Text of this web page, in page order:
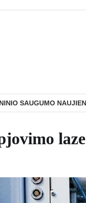
SAUGUMO